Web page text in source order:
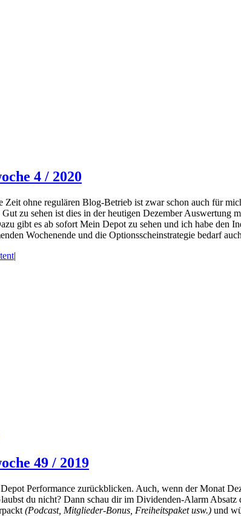
4 / 2020
ohne regulären Blog-Betrieb ist zwar schon auch für
zu sehen ist dies in der heutigen Dezember Auswertung
gibt es ab sofort Mein Depot zu sehen und ich habe den
Wochenende und die Optionsscheinstrategie bedarf
|
49 / 2019
Performance zurückblicken. Auch, wenn der Monat
du nicht? Dann schau dir im Dividenden-Alarm
(Podcast, Mitglieder-Bonus, Freiheitspaket usw.) und